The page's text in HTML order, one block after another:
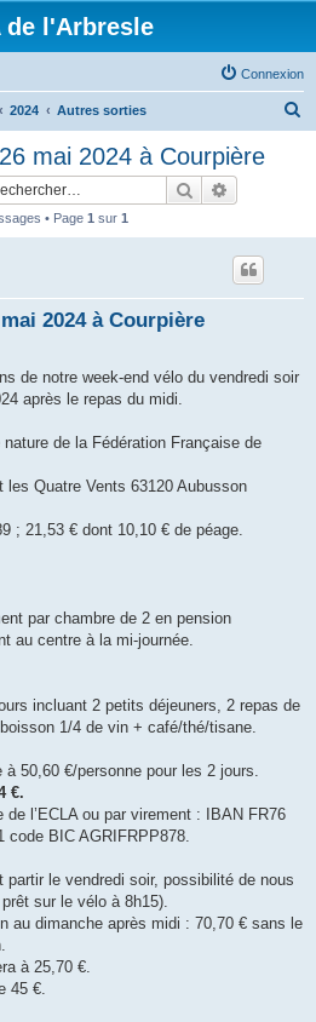
de l'Arbresle
Connexion
2024 Autres sorties
mai 2024 à Courpière
Rechercher
• Page 1 sur 1
2024 à Courpière
de notre week-end vélo du vendredi soir
après le repas du midi.
de la Fédération Française de
les Quatre Vents 63120 Aubusson
; 21,53 € dont 10,10 € de péage.
par chambre de 2 en pension
au centre à la mi-journée.
incluant 2 petits déjeuners, 2 repas de
1/4 de vin + café/thé/tisane.
à 50,60 €/personne pour les 2 jours.
€.
de l’ECLA ou par virement : IBAN FR76
code BIC AGRIFRPP878.
partir le vendredi soir, possibilité de nous
sur le vélo à 8h15).
au dimanche après midi : 70,70 € sans le
à 25,70 €.
45 €.